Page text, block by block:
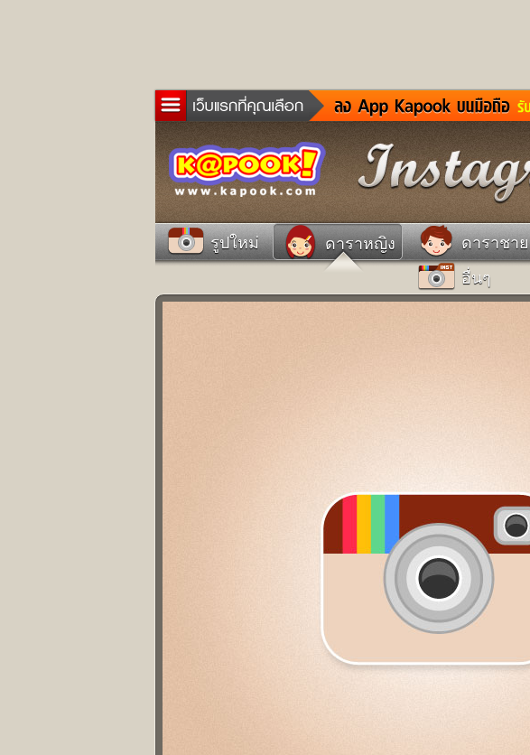
ข่าวด่วน
ละคร
เกม
ดูดวง
ผู้ชาย
แวะชิมแวะพัก
dictionary
รูปใหม่ ดาราหญิง ดาราชาย
อื่นๆ